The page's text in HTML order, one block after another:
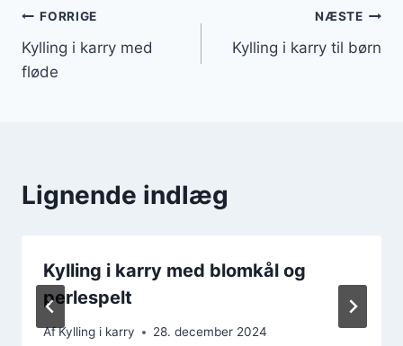
Indlægsnavigation
FORRIGE
Kylling i karry med
fløde
NÆSTE
Kylling i karry til børn
Lignende indlæg
Kylling i karry med blomkål og
perlespelt
AfKylling i karry 28. december 2024